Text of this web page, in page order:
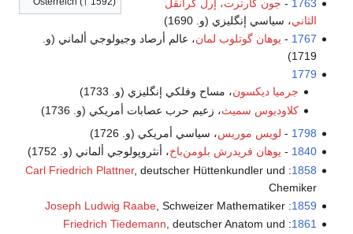
1763
- جون كارترت، إرل گرانڤل
الثاني، سياسي إنگليزي (و. 1690)
1767
- يوهان گوتلوب لمان، عالم أرصاد وجيولوجي ألماني (و.
1719)
1779
جرميا ديكسون، مساح وفلكي إنگليزي (و. 1733)
كلاوديوس سميث، زعيم حرب عصابات أمريكي (و. 1736)
1798
- لويس موريس، سياسي أمريكي (و. 1726)
1840
- يوهان فريدرش بلومن‌باخ، أنثروپولوجي ألماني (و. 1752)
1858
:
Carl Friedrich Plattner, deutscher Hüttenkundler und
Chemiker
1859
:
Joseph Ludwig Raabe, Schweizer Mathematiker
1861
:
Friedrich Tiedemann, deutscher Anatom und